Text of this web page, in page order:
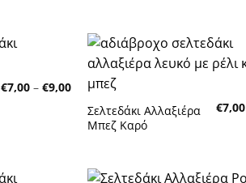
στην λίστα
€7,00 – €9,00Price
€7,00
through
€9,00
Σελτεδάκι Αλλαξιέρα
Μπεζ Καρό
€7,00